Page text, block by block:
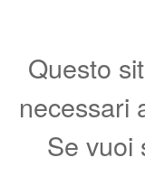
Questo
necessari
Se vuoi